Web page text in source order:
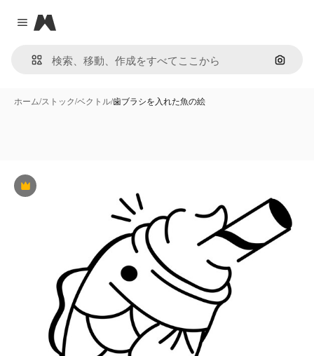
Close menu
Magnific
画像で
ホーム/ストック/ベクトル/歯ブラシを入れた魚の絵
Premium